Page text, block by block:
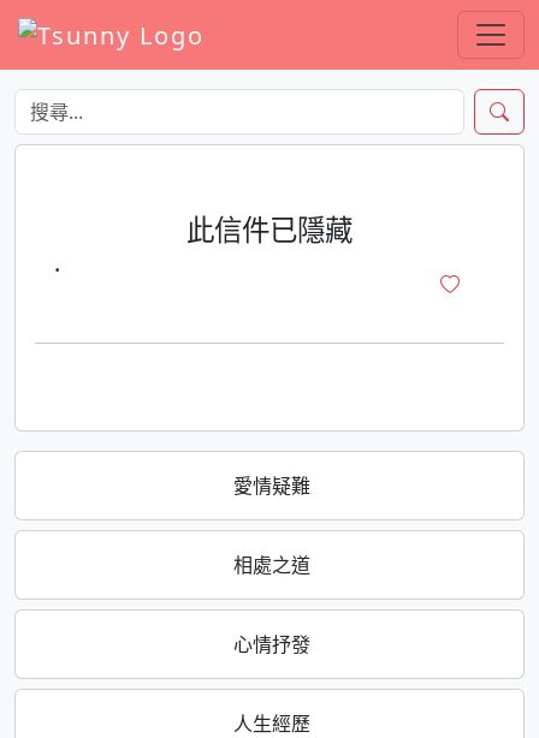
愛情疑難
相處之道
心情抒發
人生經歷
此信件已隱藏
·